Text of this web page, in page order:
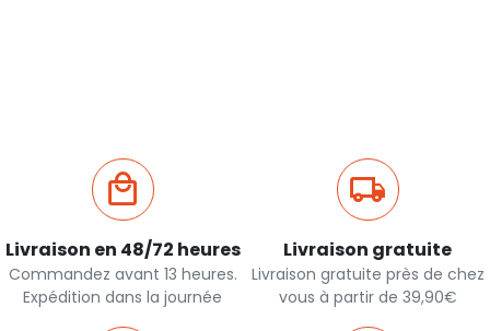
Livraison en 48/72 heures
Commandez avant 13 heures.
Expédition dans la journée
Livraison gratuite
Livraison gratuite près de chez
vous à partir de 39,90€